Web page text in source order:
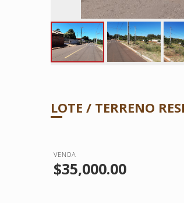
LOTE / TERRENO
VENDA
$35,000.00